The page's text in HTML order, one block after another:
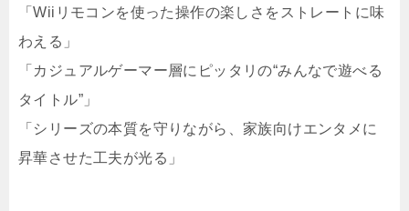
「Wiiリモコンを使った操作の楽しさをストレートに味
わえる」
「カジュアルゲーマー層にピッタリの“みんなで遊べる
タイトル”」
「シリーズの本質を守りながら、家族向けエンタメに
昇華させた工夫が光る」